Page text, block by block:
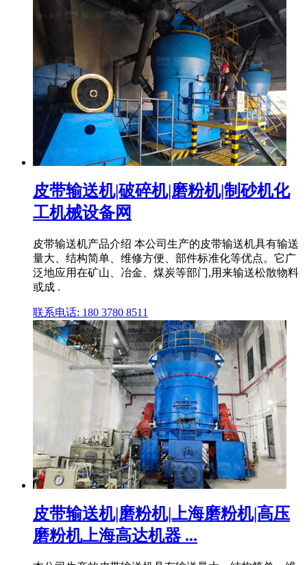
皮带输送机|破碎机|磨粉机|制砂机化
工机械设备网
皮带输送机产品介绍 本公司生产的皮带输送机具有输送
量大、结构简单、维修方便、部件标准化等优点。它广
泛地应用在矿山、冶金、煤炭等部门,用来输送松散物料
或成 .
联系电话: 180 3780 8511
皮带输送机|磨粉机|上海磨粉机|高压
磨粉机上海高达机器 ...